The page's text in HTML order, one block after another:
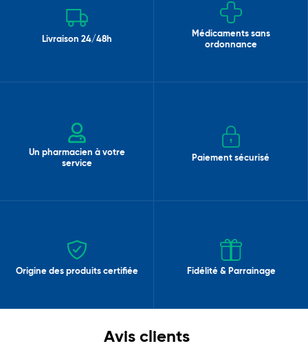
Livraison 24/48h
Médicaments sans
ordonnance
Un pharmacien à votre
service
Paiement sécurisé
Origine des produits certifiée Fidélité & Parrainage
Avis clients